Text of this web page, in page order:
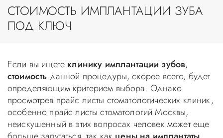
СТОИМОСТЬ ИМПЛАНТАЦИИ ЗУБА
ПОД КЛЮЧ
Если вы ищете клинику имплантации зубов,
стоимость данной процедуры, скорее всего, будет
определяющим критерием выбора. Однако
просмотрев прайс листы стоматологических клиник,
особенно прайс листы стоматологий Москвы,
неискушенный в этих вопросах человек может еще